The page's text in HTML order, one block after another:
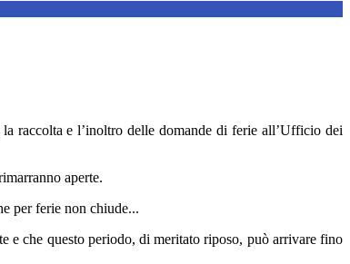
raccolta e l’inoltro delle domande di ferie all’Ufficio dei
aperte.
per ferie non chiude...
e che questo periodo, di meritato riposo, può arrivare fino